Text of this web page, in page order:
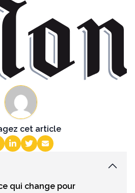
cet article
qui change pour